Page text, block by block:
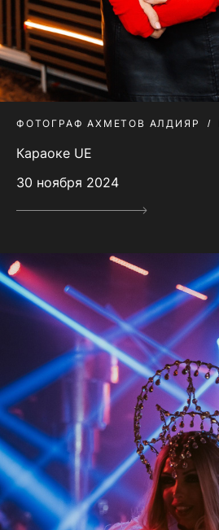
ФОТОГРАФ АХМЕТОВ АЛДИЯР
Караоке UE
30 ноября 2024